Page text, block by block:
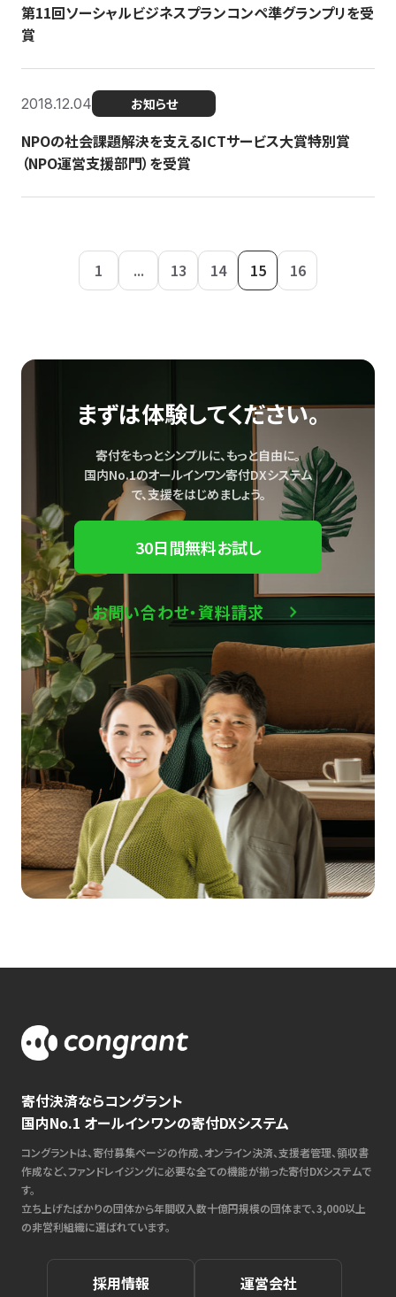
第11回ソーシャルビジネスプランコンペ準グランプリを受
賞
2018.12.04 お知らせ
NPOの社会課題解決を支えるICTサービス大賞特別賞
（NPO運営支援部門）を受賞
1 ... 13 14 15 16
まずは体験してください。
寄付をもっとシンプルに、もっと自由に。
国内No.1のオールインワン寄付DXシステム
で、支援をはじめましょう。
30日間無料お試し
お問い合わせ・資料請求
寄付決済ならコングラント
国内No.1 オールインワンの寄付DXシステム
コングラントは、寄付募集ページの作成、オンライン決済、支援者管理、領収書
作成など、ファンドレイジングに必要な全ての機能が揃った寄付DXシステムで
す。
立ち上げたばかりの団体から年間収入数十億円規模の団体まで、3,000以上
の非営利組織に選ばれています。
採用情報 運営会社